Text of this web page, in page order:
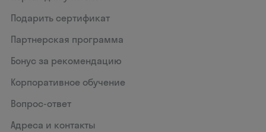
Подарить сертификат
Партнерская программа
Бонус за рекомендацию
Корпоративное обучение
Вопрос-ответ
Адреса и контакты